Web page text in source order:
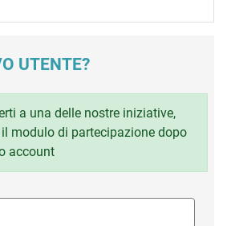
UTENTE?
a una delle nostre iniziative,
modulo di partecipazione dopo
account